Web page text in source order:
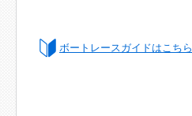
ボートレースガイドはこちら